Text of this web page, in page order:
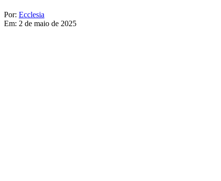
Por: Ecclesia
Em: 2 de maio de 2025